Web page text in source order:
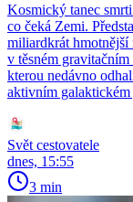
Kosmický tanec
co čeká Zemi.
miliardkrát hmotnější
v těsném
kterou nedávno
aktivním
Svět cestovatele
dnes, 15:55
3 min